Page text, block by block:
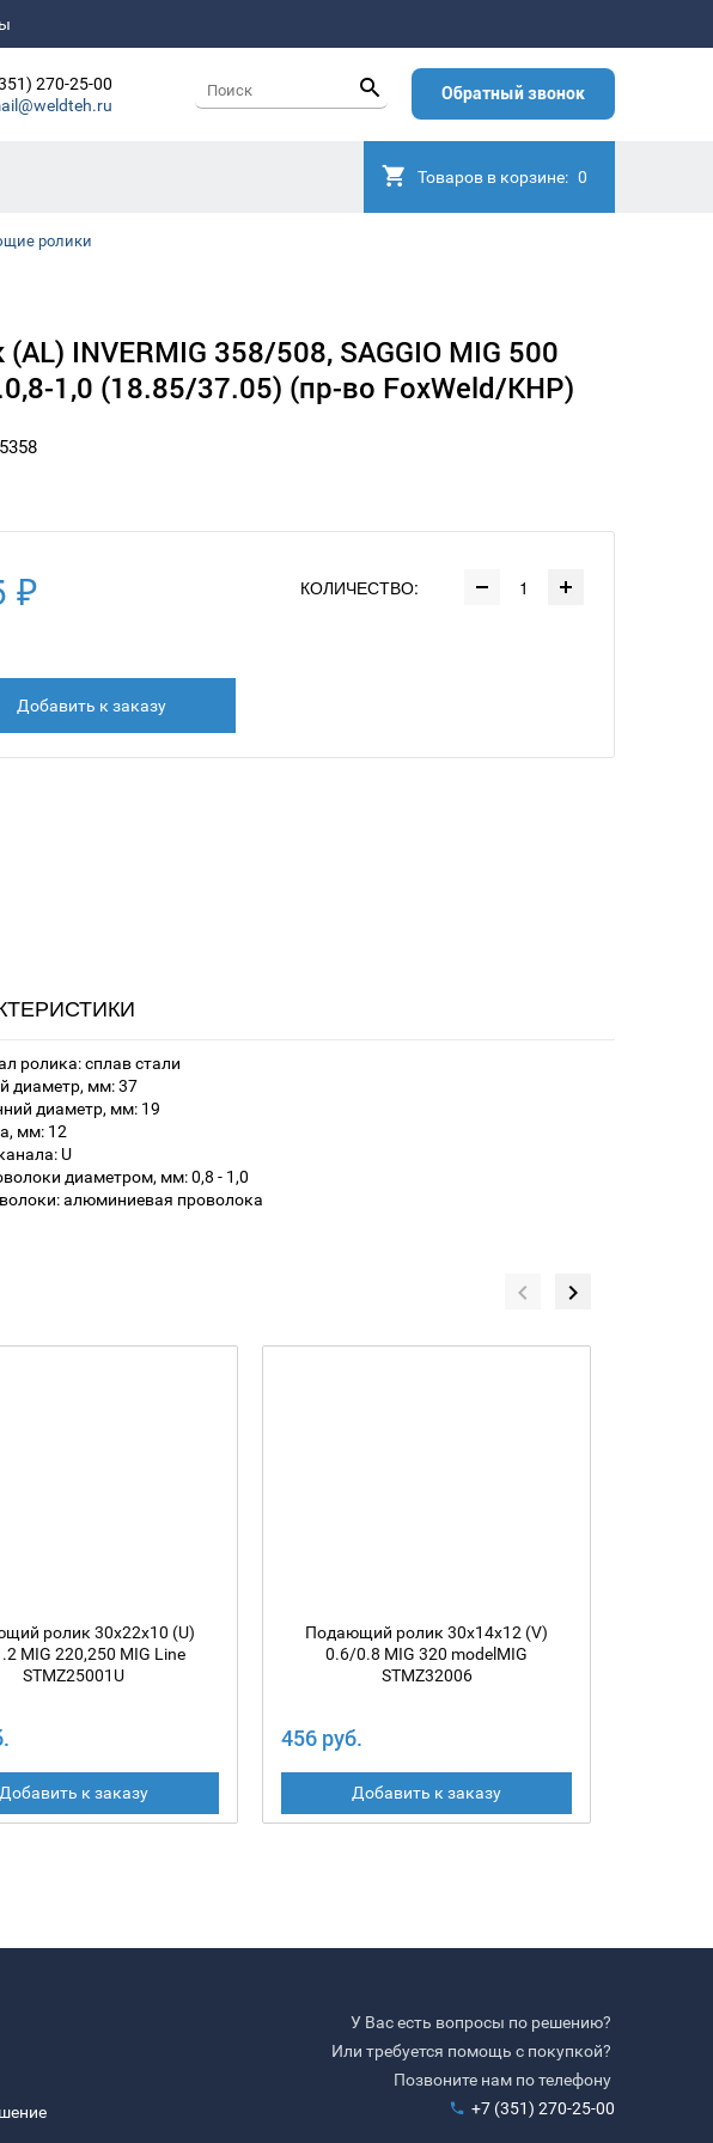
270-25-00
Обратный звонок
Товаров в корзине: 0
ролики
INVERMIG 358/508, SAGGIO MIG 500
1,0 (18.85/37.05) (пр-во FoxWeld/КНР)
₽ КОЛИЧЕСТВО:
Добавить к заказу
ролика: сплав стали
диаметр, мм: 37
диаметр, мм: 19
мм: 12
U
диаметром, мм: 0,8 - 1,0
алюминиевая проволока
ролик 30х22х10 (U)
MIG 220,250 MIG Line
STMZ25001U
Добавить к заказу
Подающий ролик 30х14х12 (V)
0.6/0.8 MIG 320 modelMIG
STMZ32006
456 руб.
Добавить к заказу
У Вас есть вопросы по решению?
Или требуется помощь с покупкой?
Позвоните нам по телефону
+7 (351) 270-25-00